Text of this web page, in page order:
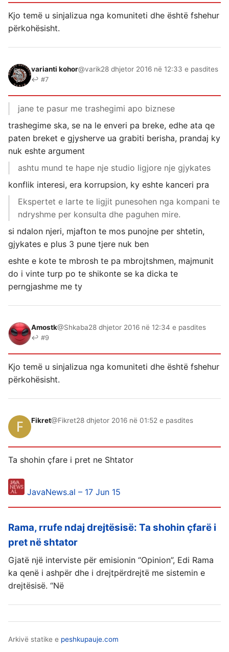
Kjo temë u sinjalizua nga komuniteti dhe është fshehur
përkohësisht.
varianti kohor@varik28 dhjetor 2016 në 12:33 e pasdites
↩ #7
jane te pasur me trashegimi apo biznese
trashegime ska, se na le enveri pa breke, edhe ata qe
paten breket e gjysherve ua grabiti berisha, prandaj ky
nuk eshte argument
ashtu mund te hape nje studio ligjore nje gjykates
konflik interesi, era korrupsion, ky eshte kanceri pra
Ekspertet e larte te ligjit punesohen nga kompani te
ndryshme per konsulta dhe paguhen mire.
si ndalon njeri, mjafton te mos punojne per shtetin,
gjykates e plus 3 pune tjere nuk ben
eshte e kote te mbrosh te pa mbrojtshmen, majmunit
do i vinte turp po te shikonte se ka dicka te
perngjashme me ty
Amostk@Shkaba28 dhjetor 2016 në 12:34 e pasdites
↩ #9
Kjo temë u sinjalizua nga komuniteti dhe është fshehur
përkohësisht.
Fikret@Fikret28 dhjetor 2016 në 01:52 e pasdites
Ta shohin çfare i pret ne Shtator
JavaNews.al – 17 Jun 15
Rama, rrufe ndaj drejtësisë: Ta shohin çfarë i
pret në shtator
Gjatë një interviste për emisionin “Opinion”, Edi Rama
ka qenë i ashpër dhe i drejtpërdrejtë me sistemin e
drejtësisë. “Në
Arkivë statike e peshkupauje.com